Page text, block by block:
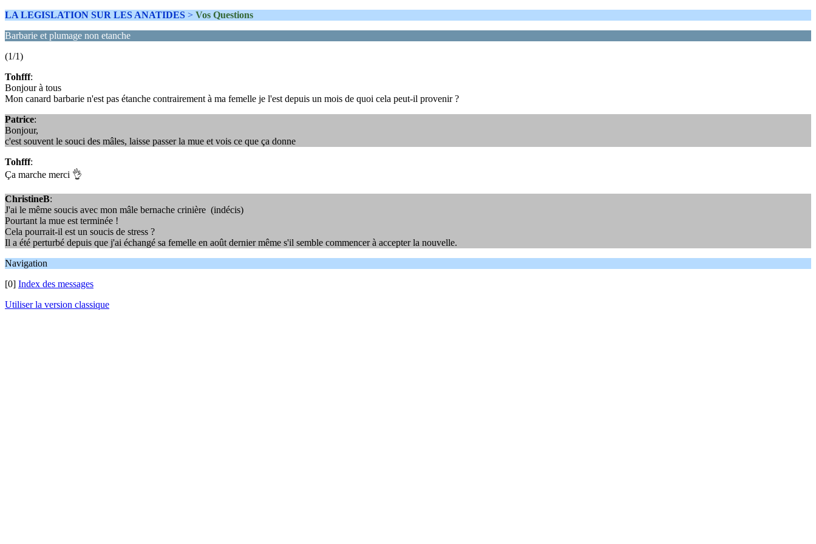
LA LEGISLATION SUR LES ANATIDES > Vos Questions
Barbarie et plumage non etanche
(1/1)
Tohfff:
Bonjour à tous
Mon canard barbarie n'est pas étanche contrairement à ma femelle je l'est depuis un mois de quoi cela peut-il provenir ?
Patrice:
Bonjour,
c'est souvent le souci des mâles, laisse passer la mue et vois ce que ça donne
Tohfff:
Ça marche merci 👌
ChristineB:
J'ai le même soucis avec mon mâle bernache crinière (indécis)
Pourtant la mue est terminée !
Cela pourrait-il est un soucis de stress ?
Il a été perturbé depuis que j'ai échangé sa femelle en août dernier même s'il semble commencer à accepter la nouvelle.
Navigation
[0] Index des messages
Utiliser la version classique